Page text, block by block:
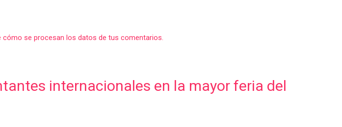
cómo se procesan los datos de tus comentarios.
internacionales en la mayor feria del